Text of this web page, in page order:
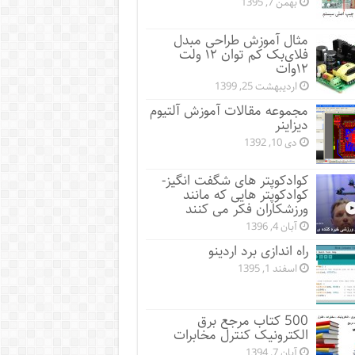
مثال آموزش طراحی مبدل
فلای‌بک کم توان ۱۲ ولت
۱۲‌وات
اردیبهشت 25, 1399
مجموعه مقالات آموزش آلتیوم
دیزاینر
دی 10, 1392
کوادکوپتر های شگفت انگیز-
کوادکوپتر هایی که مانند
ورزشکاران فکر می کنند
آبان 4, 1396
راه اندازی برد اردینو
اسفند 1, 1395
500 کتاب مرجع برق
الکترونیک کنترل مخابرات